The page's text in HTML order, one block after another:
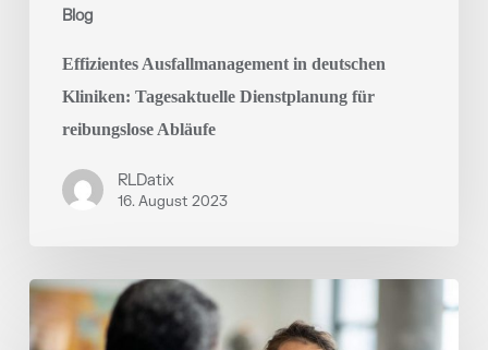
Blog
Effizientes Ausfallmanagement in deutschen
Kliniken: Tagesaktuelle Dienstplanung für
reibungslose Abläufe
RLDatix
16. August 2023
Selbstverwaltung
im
Pflegeberuf